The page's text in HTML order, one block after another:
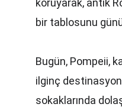
koruyarak, antik
bir tablosunu
Bugün, Pompeii,
ilginç
sokaklarında